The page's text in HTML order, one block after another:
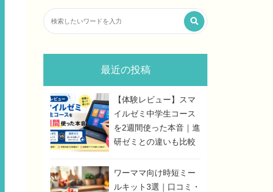
最近の投稿
【体験レビュー】スマ
イルゼミ中学生コース
を2週間使った本音｜進
研ゼミとの違いも比較
ワーママ向け時短ミー
ルキット3選｜口コミ・